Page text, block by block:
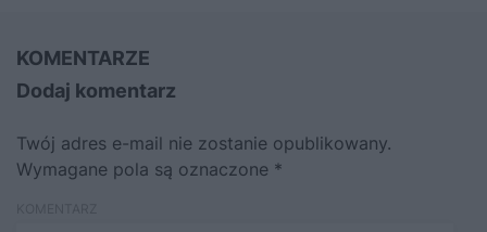
KOMENTARZE
Dodaj komentarz
Twój adres e-mail nie zostanie opublikowany.
Wymagane pola są oznaczone *